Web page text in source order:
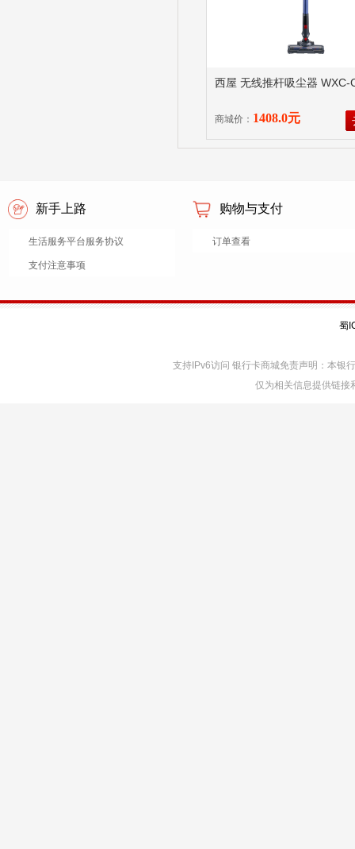
西屋 无线推杆吸尘器
商城价： 1408.0元
新手上路
生活服务平台服务协议
支付注意事项
购物与支付
订单查看
蜀
支持IPv6访问 银行卡商城免责声明：本银
仅为相关信息提供链接